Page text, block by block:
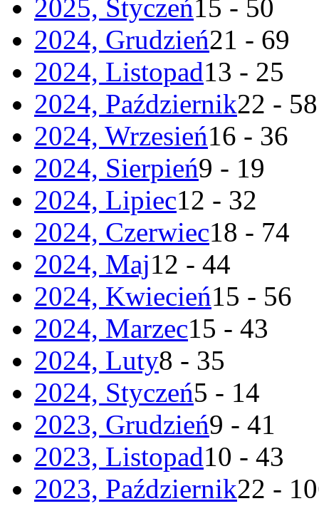
2025, Styczeń15 - 50
2024, Grudzień21 - 69
2024, Listopad13 - 25
2024, Październik22 - 58
2024, Wrzesień16 - 36
2024, Sierpień9 - 19
2024, Lipiec12 - 32
2024, Czerwiec18 - 74
2024, Maj12 - 44
2024, Kwiecień15 - 56
2024, Marzec15 - 43
2024, Luty8 - 35
2024, Styczeń5 - 14
2023, Grudzień9 - 41
2023, Listopad10 - 43
2023, Październik22 -